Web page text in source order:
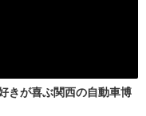
きが喜ぶ関西の自動車博